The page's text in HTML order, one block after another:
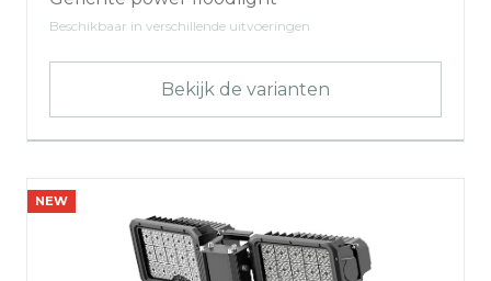
Beschikbaar in verschillende uitvoeringen
Bekijk de varianten
NEW